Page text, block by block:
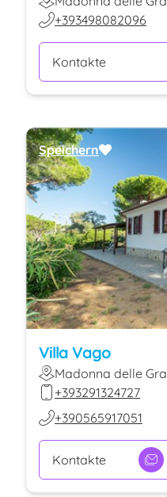
+393498082096
Kontakte
Villa Vago
Madonna delle
+393291324727
+390565917051
Kontakte
Speichern